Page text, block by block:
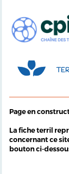
Page en
La fiche terril
concernant ce
bouton ci-